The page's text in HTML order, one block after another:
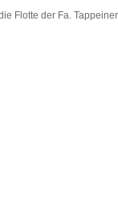
Flotte der Fa.